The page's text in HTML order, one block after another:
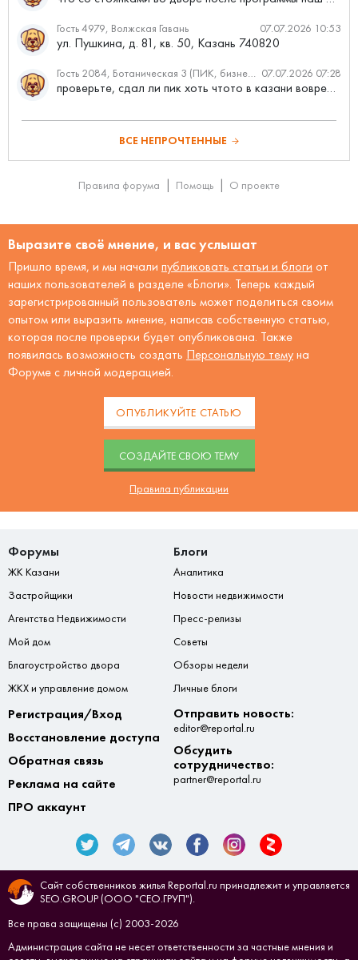
Гость 4979, Волжская Гавань 07.07.2026 10:53
ул. Пушкина, д. 81, кв. 50, Казань 740820
Гость 2084, Ботаническая 3 (ПИК, бизнес-класс) 07.07.2026 07:28
проверьте, сдал ли пик хоть чтото в казани вовремя?
ВСЕ НЕПРОЧТЕННЫЕ
Правила форума Помощь О проекте
Выразите своё мнение, и вас услышат
Пришло время, и мы начали публиковать статьи и блоги от
наших пользователей в разделе «Блоги». Теперь каждый
зарегистрированный пользователь может поделиться своим
опытом или выразить мнение, написав собственную статью,
которая после проверки будет опубликована. Также
появилась возможность создать Персональную тему на
Форуме с личной модерацией.
ОПУБЛИКУЙТЕ СТАТЬЮ
CОЗДАЙТЕ СВОЮ ТЕМУ
Правила публикации
Форумы
ЖК Казани
Застройщики
Агентства Недвижимости
Мой дом
Благоустройство двора
ЖКХ и управление домом
Блоги
Аналитика
Новости недвижимости
Пресс-релизы
Советы
Обзоры недели
Личные блоги
Регистрация/Вход
Восстановление доступа
Обратная связь
Реклама на сайте
ПРО аккаунт
Отправить новость:
editor@reportal.ru
Обсудить
сотрудничество:
partner@reportal.ru
Сайт собственников жилья Reportal.ru принадлежит и управляется
SEO.GROUP (ООО "СЕО.ГРУП").
Все права защищены (с) 2003-2026
Администрация сайта не несет ответственности за частные мнения и